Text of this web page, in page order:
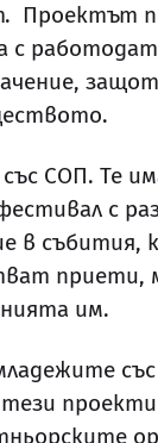
Проектът
с
СОП. Те
с
в
приети,
им.